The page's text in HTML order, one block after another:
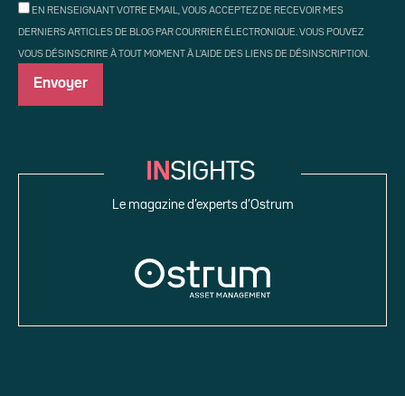
EN RENSEIGNANT VOTRE EMAIL, VOUS ACCEPTEZ DE RECEVOIR MES
DERNIERS ARTICLES DE BLOG PAR COURRIER ÉLECTRONIQUE. VOUS POUVEZ
VOUS DÉSINSCRIRE À TOUT MOMENT À L'AIDE DES LIENS DE DÉSINSCRIPTION.
Le magazine d’experts d’Ostrum